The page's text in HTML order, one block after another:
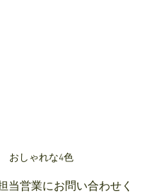
おしゃれな4色
当営業にお問い合わせく